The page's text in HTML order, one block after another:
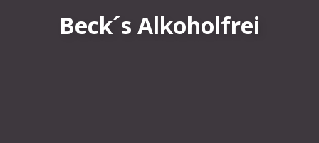
Beck´s Alkoholfrei